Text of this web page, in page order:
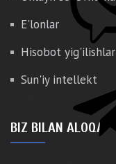
E'lonlar
Hisobot yig'ilishlar
Sun'iy intellekt
BIZ BILAN ALOQA